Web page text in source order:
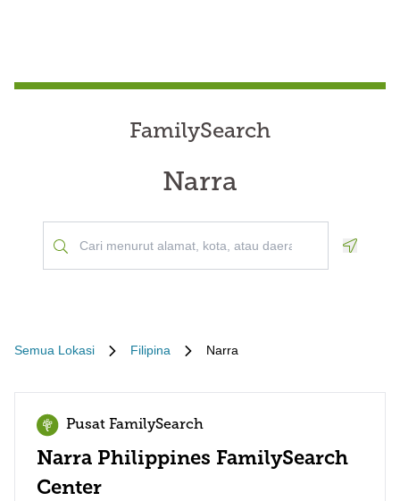
FamilySearch
Narra
Semua Lokasi Filipina Narra
Pusat FamilySearch
Narra Philippines FamilySearch
Center